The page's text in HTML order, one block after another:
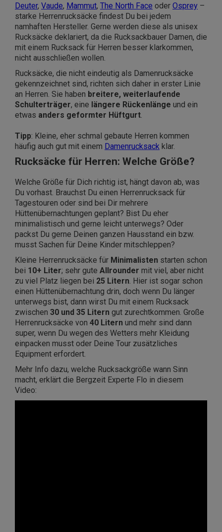
Deuter, Vaude, Mammut, The North Face oder Osprey –
starke Herrenrucksäcke findest Du bei jedem
namhaften Hersteller. Gerne werden diese als unisex
Rucksäcke deklariert, da die Rucksackbauer Damen, die
mit einem Rucksack für Herren besser klarkommen,
nicht ausschließen wollen.
Rucksäcke, die nicht eindeutig als Damenrucksäcke
gekennzeichnet sind, richten sich daher in erster Linie
an Herren. Sie haben breitere, weiterlaufende
Schulterträger, eine längere Rückenlänge und ein
etwas anders geformter Hüftgurt
Tipp: Kleine, eher schmal gebaute Herren kommen
häufig auch gut mit einem Damenrucksack klar.
Rucksäcke für Herren: Welche Größe?
Welche Größe für Dich richtig ist, hängt davon ab, was
Du vorhast. Brauchst Du einen Herrenrucksack für
Tagestouren oder sind bei Dir mehrere
Hüttenübernachtungen geplant? Bist Du eher
minimalistisch und gerne leicht unterwegs? Oder
packst Du gerne Deinen ganzen Hausstand ein bzw.
musst Sachen für Deine Kinder mitschleppen?
Kleine Herrenrucksäcke für Minimalisten starten schon
bei 10+ Liter; sehr gute Allrounder mit viel, aber nicht
zu viel Platz liegen bei 25 Litern . Hier ist sogar schon
einen Hüttenübernachtung drin, doch wenn Du länger
unterwegs bist, dann wirst Du mit einem Rucksack
zwischen 30 und 35 Litern gut zurechtkommen. Große
Herrenrucksäcke von 40 Litern und mehr sind dann
super, wenn Du wegen des Wetters mehr Kleidung
einpacken musst oder Deine Tour zusätzliches
Equipment erfordert.
Mehr Info dazu, welche Rucksackgröße wann Sinn
macht, erklärt die Bergzeit Experte Flo in diesem
Video: